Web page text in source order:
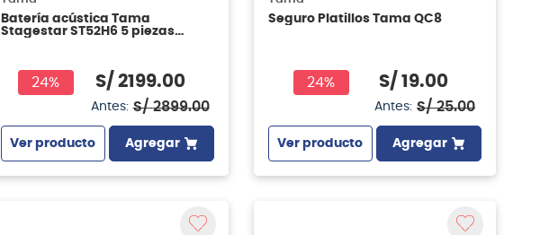
Batería acústica Tama
Stagestar ST52H6 5 piezas
24% S/ 2199.00
Antes: S/ 2899.00
Ver producto Agregar
Seguro Platillos Tama QC8
24% S/ 19.00
Antes: S/ 25.00
Ver producto Agregar